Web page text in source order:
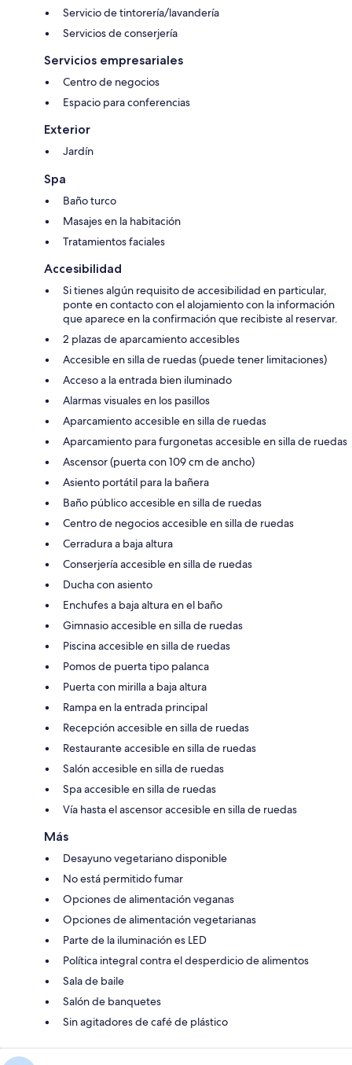
Servicio de tintorería/lavandería
Servicios de conserjería
Servicios empresariales
Centro de negocios
Espacio para conferencias
Exterior
Jardín
Spa
Baño turco
Masajes en la habitación
Tratamientos faciales
Accesibilidad
Si tienes algún requisito de accesibilidad en particular,
ponte en contacto con el alojamiento con la información
que aparece en la confirmación que recibiste al reservar.
2 plazas de aparcamiento accesibles
Accesible en silla de ruedas (puede tener limitaciones)
Acceso a la entrada bien iluminado
Alarmas visuales en los pasillos
Aparcamiento accesible en silla de ruedas
Aparcamiento para furgonetas accesible en silla de ruedas
Ascensor (puerta con 109 cm de ancho)
Asiento portátil para la bañera
Baño público accesible en silla de ruedas
Centro de negocios accesible en silla de ruedas
Cerradura a baja altura
Conserjería accesible en silla de ruedas
Ducha con asiento
Enchufes a baja altura en el baño
Gimnasio accesible en silla de ruedas
Piscina accesible en silla de ruedas
Pomos de puerta tipo palanca
Puerta con mirilla a baja altura
Rampa en la entrada principal
Recepción accesible en silla de ruedas
Restaurante accesible en silla de ruedas
Salón accesible en silla de ruedas
Spa accesible en silla de ruedas
Vía hasta el ascensor accesible en silla de ruedas
Más
Desayuno vegetariano disponible
No está permitido fumar
Opciones de alimentación veganas
Opciones de alimentación vegetarianas
Parte de la iluminación es LED
Política integral contra el desperdicio de alimentos
Sala de baile
Salón de banquetes
Sin agitadores de café de plástico